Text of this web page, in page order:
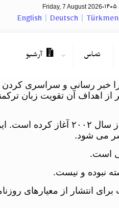
Friday, 7 August 2026-
English | Deutsch |
تماس آرشیو
خبر رسانی و سراسری کردن
اهداف آن تقویت زبان
سایت “ترکمن صحرا” فعالیت
می شود.
است.
نبوده و نیست.
انتشار از معیارهای